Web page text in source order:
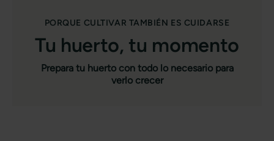
PORQUE CULTIVAR TAMBIÉN ES CUIDARSE
Tu huerto, tu momento
Prepara tu huerto con todo lo necesario para
verlo crecer